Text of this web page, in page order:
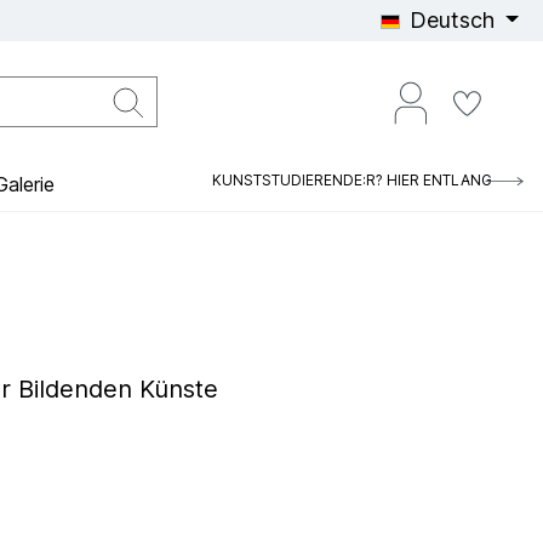
Deutsch
KUNSTSTUDIERENDE:R? HIER ENTLANG
Bildenden Künste